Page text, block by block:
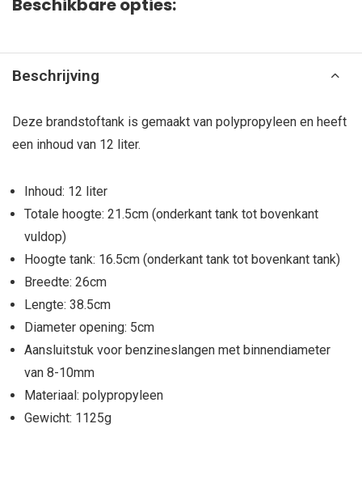
Beschikbare opties:
Beschrijving
Deze brandstoftank is gemaakt van polypropyleen en heeft
een inhoud van 12 liter.
Inhoud: 12 liter
Totale hoogte: 21.5cm (onderkant tank tot bovenkant
vuldop)
Hoogte tank: 16.5cm (onderkant tank tot bovenkant tank)
Breedte: 26cm
Lengte: 38.5cm
Diameter opening: 5cm
Aansluitstuk voor benzineslangen met binnendiameter
van 8-10mm
Materiaal: polypropyleen
Gewicht: 1125g